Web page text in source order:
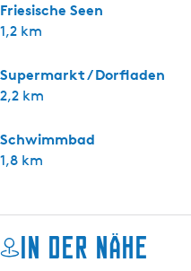
Friesische Seen
1,2 km
Supermarkt / Dorfladen
2,2 km
Schwimmbad
1,8 km
In der Nähe